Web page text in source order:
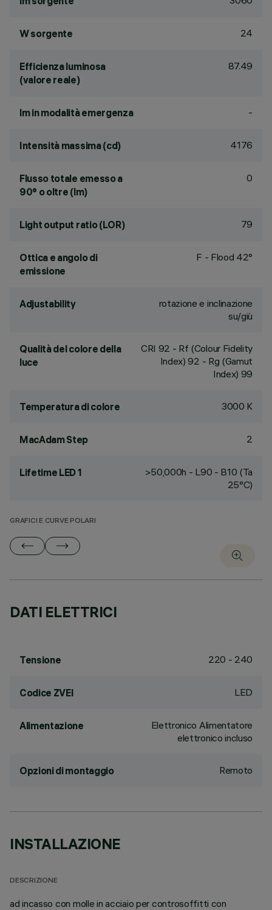
W sorgente 24
Efficienza luminosa
(valore reale)
87.49
lm in modalità emergenza -
Intensità massima (cd) 4176
Flusso totale emesso a
90° o oltre (lm)
0
Light output ratio (LOR) 79
Ottica e angolo di
emissione
F - Flood 42°
Adjustability
rotazione e inclinazione
su/giù
Qualità del colore della
luce
CRI 92 - Rf (Colour Fidelity
Index) 92 - Rg (Gamut
Index) 99
Temperatura di colore 3000 K
MacAdam Step 2
Lifetime LED 1
>50,000h - L90 - B10 (Ta
25°C)
GRAFICI E CURVE POLARI
DATI ELETTRICI
Tensione 220 - 240
Codice ZVEI LED
Alimentazione
Elettronico Alimentatore
elettronico incluso
Opzioni di montaggio Remoto
INSTALLAZIONE
DESCRIZIONE
ad incasso con molle in acciaio per controsoffitti con